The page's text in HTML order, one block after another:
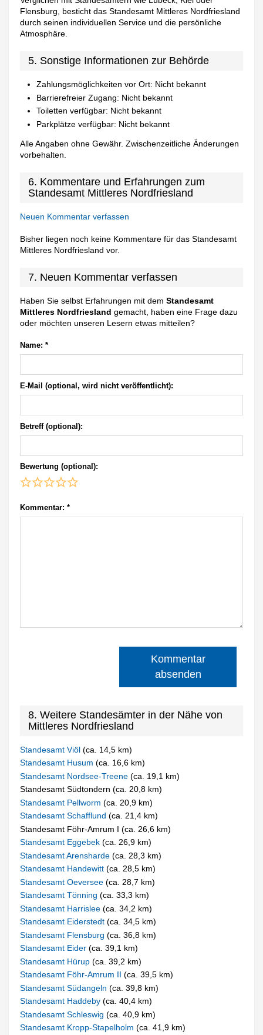
Flensburg, besticht das Standesamt Mittleres Nordfriesland
durch seinen individuellen Service und die persönliche
Atmosphäre.
5. Sonstige Informationen zur Behörde
Zahlungsmöglichkeiten vor Ort: Nicht bekannt
Barrierefreier Zugang: Nicht bekannt
Toiletten verfügbar: Nicht bekannt
Parkplätze verfügbar: Nicht bekannt
Alle Angaben ohne Gewähr. Zwischenzeitliche Änderungen
vorbehalten.
6. Kommentare und Erfahrungen zum
Standesamt Mittleres Nordfriesland
Neuen Kommentar verfassen
Bisher liegen noch keine Kommentare für das Standesamt
Mittleres Nordfriesland vor.
7. Neuen Kommentar verfassen
Haben Sie selbst Erfahrungen mit demStandesamt
Mittleres Nordfriesland gemacht, haben eine Frage dazu
oder möchten unseren Lesern etwas mitteilen?
Name: *
E-Mail (optional, wird nicht veröffentlicht):
Betreff (optional):
Bewertung (optional):
Kommentar: *
Kommentar
absenden
8. Weitere Standesämter in der Nähe von
Mittleres Nordfriesland
Standesamt Viöl(ca. 14,5 km)
Standesamt Husum(ca. 16,6 km)
Standesamt Nordsee-Treene(ca. 19,1 km)
Standesamt Südtondern (ca. 20,8 km)
Standesamt Pellworm(ca. 20,9 km)
Standesamt Schafflund(ca. 21,4 km)
Standesamt Föhr-Amrum I (ca. 26,6 km)
Standesamt Eggebek(ca. 26,9 km)
Standesamt Arensharde(ca. 28,3 km)
Standesamt Handewitt(ca. 28,5 km)
Standesamt Oeversee(ca. 28,7 km)
Standesamt Tönning(ca. 33,3 km)
Standesamt Harrislee(ca. 34,2 km)
Standesamt Eiderstedt(ca. 34,5 km)
Standesamt Flensburg(ca. 36,8 km)
Standesamt Eider(ca. 39,1 km)
Standesamt Hürup(ca. 39,2 km)
Standesamt Föhr-Amrum II(ca. 39,5 km)
Standesamt Südangeln(ca. 39,8 km)
Standesamt Haddeby(ca. 40,4 km)
Standesamt Schleswig(ca. 40,9 km)
Standesamt Kropp-Stapelholm(ca. 41,9 km)